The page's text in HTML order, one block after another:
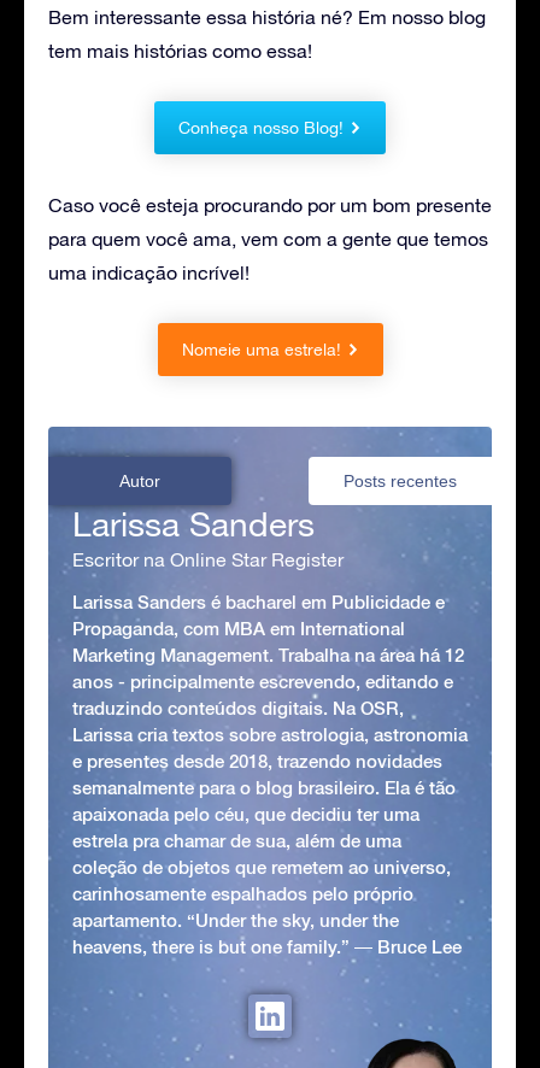
Bem interessante essa história né? Em nosso blog
tem mais histórias como essa!
Conheça nosso Blog!
Caso você esteja procurando por um bom presente
para quem você ama, vem com a gente que temos
uma indicação incrível!
Nomeie uma estrela!
Autor Posts recentes
Larissa Sanders
Escritor na Online Star Register
Larissa Sanders é bacharel em Publicidade e
Propaganda, com MBA em International
Marketing Management. Trabalha na área há 12
anos - principalmente escrevendo, editando e
traduzindo conteúdos digitais. Na OSR,
Larissa cria textos sobre astrologia, astronomia
e presentes desde 2018, trazendo novidades
semanalmente para o blog brasileiro. Ela é tão
apaixonada pelo céu, que decidiu ter uma
estrela pra chamar de sua, além de uma
coleção de objetos que remetem ao universo,
carinhosamente espalhados pelo próprio
apartamento. “Under the sky, under the
heavens, there is but one family.” ― Bruce Lee